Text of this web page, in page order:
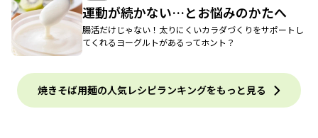
運動が続かない…とお悩みのかたへ
腸活だけじゃない！太りにくいカラダづくりをサポートし
てくれるヨーグルトがあるってホント？
焼きそば用麺の人気レシピランキングをもっと見る